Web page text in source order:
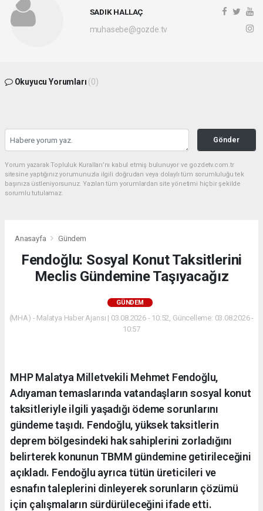
SADIK HALLAÇ
muhasebe@gozde.tv
Okuyucu Yorumları (0)
Gönder
Yorum yazarak Topluluk Kuralları’nı kabul etmiş bulunuyor ve gozdetv.com.tr
sitesine yaptığınız yorumunuzla ilgili doğrudan veya dolaylı tüm sorumluluğu tek
başınıza üstleniyorsunuz. Yazılan tüm yorumlardan site yönetimi hiçbir şekilde
sorumlu tutulamaz.
Anasayfa Gündem
Fendoğlu: Sosyal Konut Taksitlerini
Meclis Gündemine Taşıyacağız
GÜNDEM
(MHA) - Malatya Haber Ajansı | 03.08.2026 - 10:52, Güncelleme: 03.08.2026 -
10:57
MHP Malatya Milletvekili Mehmet Fendoğlu,
Adıyaman temaslarında vatandaşların sosyal konut
taksitleriyle ilgili yaşadığı ödeme sorunlarını
gündeme taşıdı. Fendoğlu, yüksek taksitlerin
deprem bölgesindeki hak sahiplerini zorladığını
belirterek konunun TBMM gündemine getirileceğini
açıkladı. Fendoğlu ayrıca tütün üreticileri ve
esnafın taleplerini dinleyerek sorunların çözümü
için çalışmaların sürdürüleceğini ifade etti.